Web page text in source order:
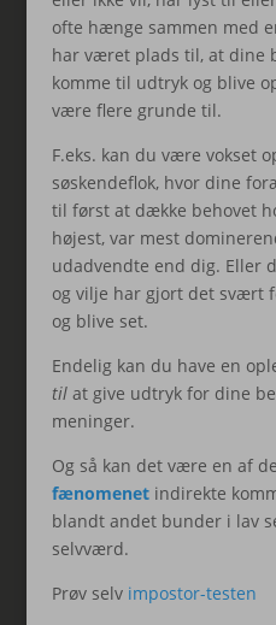
ofte hænge sammen med
har været plads til, at dine
komme til udtryk og blive
være flere grunde til.
F.eks. kan du være vokset
søskendeflok, hvor dine
til først at dække behovet
højest, var mest
udadvendte end dig. Eller
og vilje har gjort det svært
og blive set.
Endelig kan du have en
til at give udtryk for dine
meninger.
Og så kan det være en af
fænomenetindirekte
blandt andet bunder i lav
selvværd.
Prøv selv impostor-testen